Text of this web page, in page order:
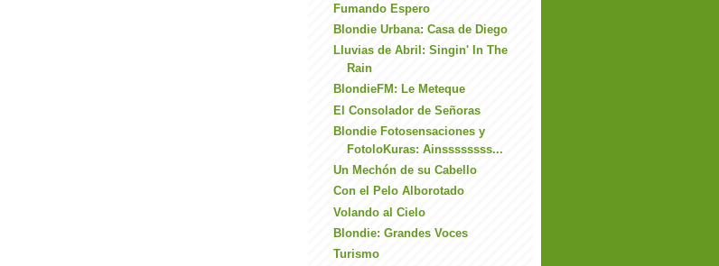
Fumando Espero
Blondie Urbana: Casa de Diego
Lluvias de Abril: Singin' In The
Rain
BlondieFM: Le Meteque
El Consolador de Señoras
Blondie Fotosensaciones y
FotoloKuras: Ainssssssss...
Un Mechón de su Cabello
Con el Pelo Alborotado
Volando al Cielo
Blondie: Grandes Voces
Turismo